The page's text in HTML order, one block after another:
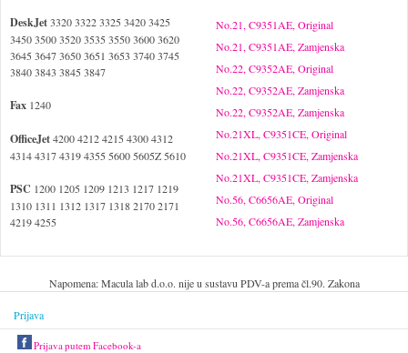
DeskJet3320 3322 3325 3420 3425
3450 3500 3520 3535 3550 3600 3620
3645 3647 3650 3651 3653 3740 3745
3840 3843 3845 3847
Fax 1240
OfficeJet4200 4212 4215 4300 4312
4314 4317 4319 4355 5600 5605Z 5610
PSC 1200 1205 1209 1213 1217 1219
1310 1311 1312 1317 1318 2170 2171
4219 4255
No.21, C9351AE, Original
No.21, C9351AE, Zamjenska
No.22, C9352AE, Original
No.22, C9352AE, Zamjenska
No.22, C9352AE, Zamjenska
No.21XL, C9351CE, Original
No.21XL, C9351CE, Zamjenska
No.21XL, C9351CE, Zamjenska
No.56, C6656AE, Original
No.56, C6656AE, Zamjenska
Napomena: Macula lab d.o.o. nije u sustavu PDV-a prema čl.90. Zakona
Prijava
Prijava putem Facebook-a